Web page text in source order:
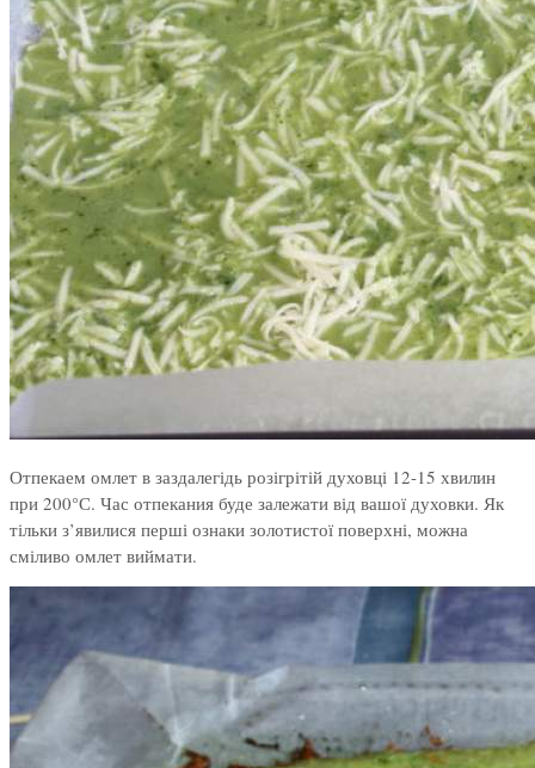
Отпекаем омлет в заздалегідь розігрітій духовці 12-15 хвилин
при 200°С. Час отпекания буде залежати від вашої духовки. Як
тільки з’явилися перші ознаки золотистої поверхні, можна
сміливо омлет виймати.